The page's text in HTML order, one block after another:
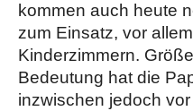
kommen auch heute
zum Einsatz, vor
Kinderzimmern.
Bedeutung hat die
inzwischen jedoch